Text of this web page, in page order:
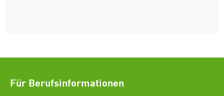
Für Berufsinformationen